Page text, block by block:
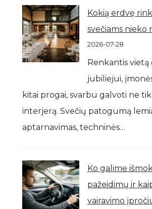
Kokią erdvę
svečiams
2026-07-28
Renkantis
jubiliejui,
kitai progai, svarbu galvoti ne
interjerą. Svečių patogumą
aptarnavimas, techninės…
Ko galime
pažeidimų ir
vairavimo